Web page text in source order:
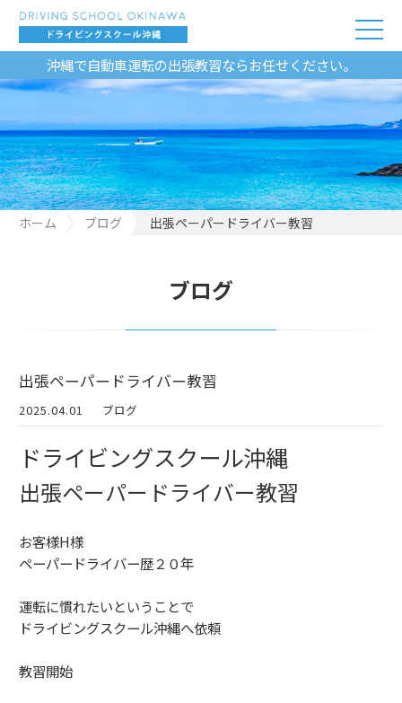
沖縄で自動車運転の出張教習ならお任せください。
ホーム ブログ 出張ペーパードライバー教習
ブログ
出張ペーパードライバー教習
2025.04.01 ブログ
ドライビングスクール沖縄
出張ペーパードライバー教習
お客様H様
ペーパードライバー歴２０年
運転に慣れたいということで
ドライビングスクール沖縄へ依頼
教習開始